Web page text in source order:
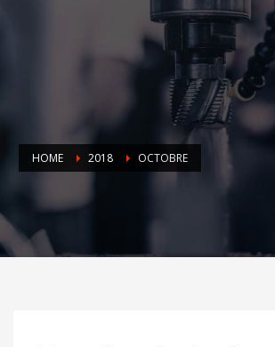
HOME 2018 OCTOBRE